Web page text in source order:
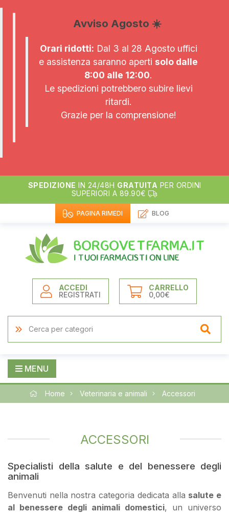
Avviso Agosto ☀️
Orari ridotti: Dal 3 al 28 Agosto uffici
e assistenza saranno aperti solo dalle
8:00 alle 12:00.
Le spedizioni potrebbero subire lievi
ritardi.
Grazie per la comprensione!
SPEDIZIONE IN 24/48H GRATUITA PER ORDINI
SUPERIORI A 89.90€
PAGINA RIMEDI BLOG
ACCEDI
REGISTRATI
CARRELLO
0,00€
MENU
Home Veterinaria e animali Accessori
ACCESSORI
Specialisti della salute e del benessere degli
animali
Benvenuti nella nostra categoria dedicata alla salute e
al benessere degli animali domestici, un universo